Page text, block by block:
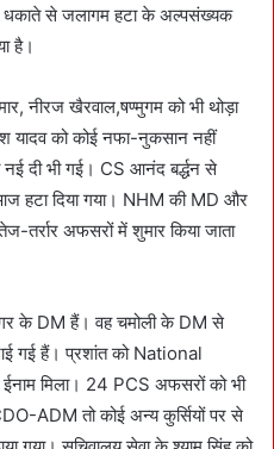
धकाते से जलागम हटा के अल्पसंख्यक
है।
नीरज खैरवाल,षण्मुगम को भी थोड़ा
यादव को कोई नफा-नुकसान नहीं
दी भी गई। CS आनंद बर्द्धन से
हटा दिया गया। NHM की MD और
तर्रार अफसरों में शुमार किया जाता
के DM हैं। वह चमोली के DM से
गई हैं। प्रशांत को National
मिला। 24 PCS अफसरों को भी
ADM तो कोई अन्य कुर्सियों पर से